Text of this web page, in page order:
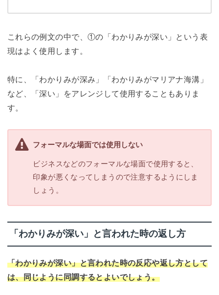
これらの例文の中で、①の「わかりみが深い」という表
現はよく使用します。
特に、「わかりみが深み」「わかりみがマリアナ海溝」
など、「深い」をアレンジして使用することもありま
す。
フォーマルな場面では使用しない
ビジネスなどのフォーマルな場面で使用すると、
印象が悪くなってしまうので注意するようにしま
しょう。
「わかりみが深い」と言われた時の返し方
「わかりみが深い」と言われた時の反応や返し方として
は、同じように同調するとよいでしょう。